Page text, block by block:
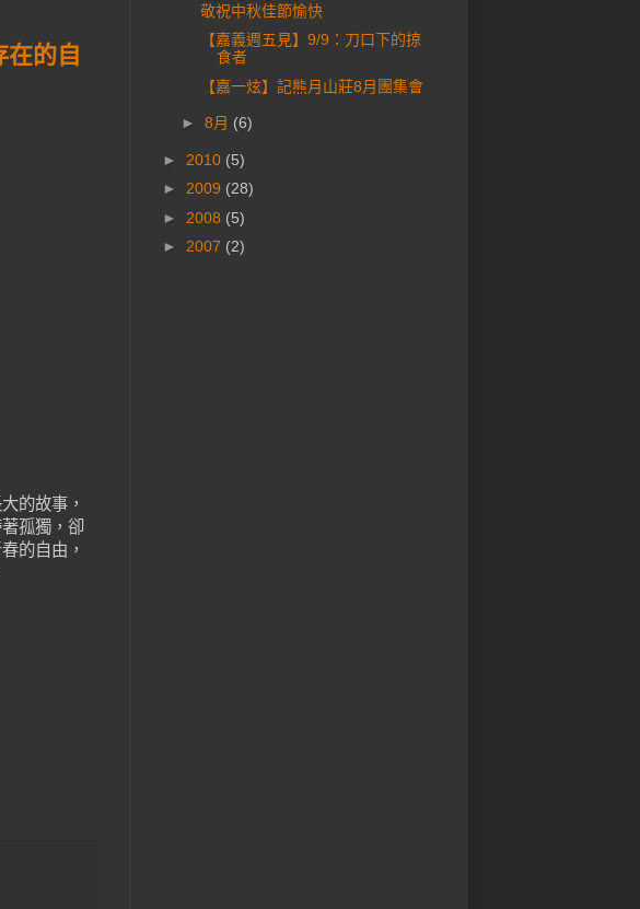
在的自
的故事，
孤獨，卻
的自由，
敬祝中秋佳節愉快
【嘉義週五見】9/9：刀口下的掠
食者
【嘉一炫】記熊月山莊8月團集會
► 8月 (6)
► 2010 (5)
► 2009 (28)
► 2008 (5)
► 2007 (2)